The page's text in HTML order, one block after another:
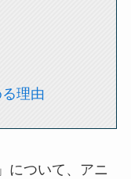
理由
について、アニ